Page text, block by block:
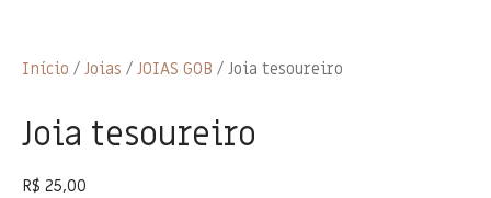
Início / Joias / JOIAS GOB / Joia tesoureiro
Joia tesoureiro
R$ 25,00